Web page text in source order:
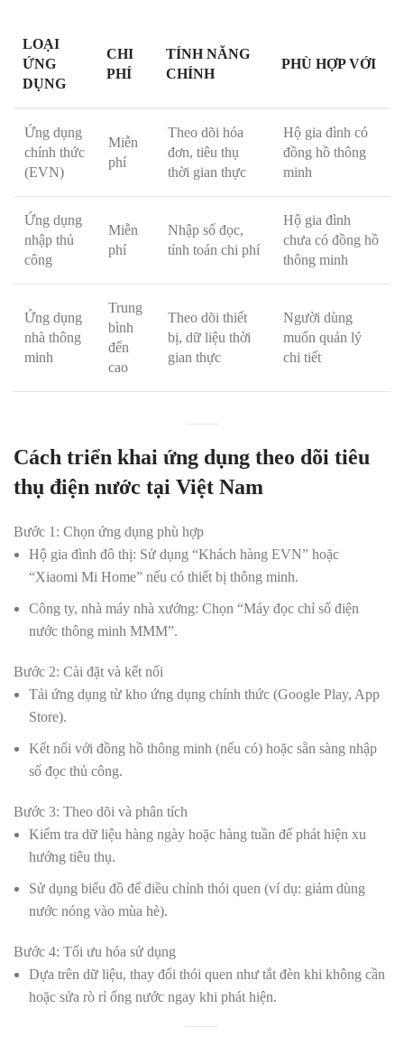
LOẠI
ỨNG
DỤNG
CHI
PHÍ
TÍNH NĂNG
CHÍNH
PHÙ HỢP VỚI
Ứng dụng
chính thức
(EVN)
Miễn
phí
Theo dõi hóa
đơn, tiêu thụ
thời gian thực
Hộ gia đình có
đồng hồ thông
minh
Ứng dụng
nhập thủ
công
Miễn
phí
Nhập số đọc,
tính toán chi phí
Hộ gia đình
chưa có đồng hồ
thông minh
Ứng dụng
nhà thông
minh
Trung
bình
đến
cao
Theo dõi thiết
bị, dữ liệu thời
gian thực
Người dùng
muốn quản lý
chi tiết
Cách triển khai ứng dụng theo dõi tiêu
thụ điện nước tại Việt Nam
Bước 1: Chọn ứng dụng phù hợp
Hộ gia đình đô thị: Sử dụng “Khách hàng EVN” hoặc
“Xiaomi Mi Home” nếu có thiết bị thông minh.
Công ty, nhà máy nhà xưởng: Chọn “Máy đọc chỉ số điện
nước thông minh MMM”.
Bước 2: Cài đặt và kết nối
Tải ứng dụng từ kho ứng dụng chính thức (Google Play, App
Store).
Kết nối với đồng hồ thông minh (nếu có) hoặc sẵn sàng nhập
số đọc thủ công.
Bước 3: Theo dõi và phân tích
Kiểm tra dữ liệu hàng ngày hoặc hàng tuần để phát hiện xu
hướng tiêu thụ.
Sử dụng biểu đồ để điều chỉnh thói quen (ví dụ: giảm dùng
nước nóng vào mùa hè).
Bước 4: Tối ưu hóa sử dụng
Dựa trên dữ liệu, thay đổi thói quen như tắt đèn khi không cần
hoặc sửa rò rỉ ống nước ngay khi phát hiện.